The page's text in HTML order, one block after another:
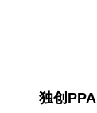
独创